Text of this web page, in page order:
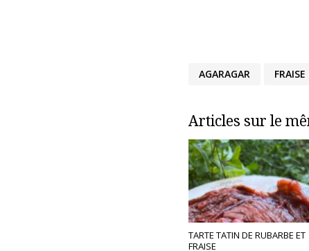
AGARAGAR FRAISE
Articles sur le
TARTE TATIN DE RUBARBE ET
FRAISE